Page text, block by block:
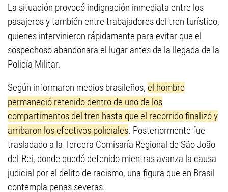
La situación provocó indignación inmediata entre los
pasajeros y también entre trabajadores del tren turístico,
quienes intervinieron rápidamente para evitar que el
sospechoso abandonara el lugar antes de la llegada de la
Policía Militar.
Según informaron medios brasileños, el hombre
permaneció retenido dentro de uno de los
compartimentos del tren hasta que el recorrido finalizó y
arribaron los efectivos policiales. Posteriormente fue
trasladado a la Tercera Comisaría Regional de São João
del-Rei, donde quedó detenido mientras avanza la causa
judicial por el delito de racismo, una figura que en Brasil
contempla penas severas.